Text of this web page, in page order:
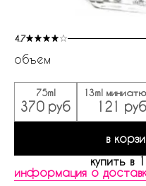
4.7
объем
75ml
370 руб
13ml
121 руб
в
купить в
информация о